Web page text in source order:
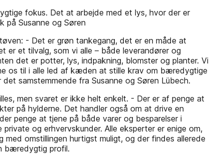
fokus. Det at arbejde med et lys, hvor der er
Susanne og Søren
- Det er grøn tankegang, det er en måde at
et tilvalg, som vi alle – både leverandører og
det er potter, lys, indpakning, blomster og planter. Vi
os til i alle led af kæden at stille krav om bæredygtige
samstemmende fra Susanne og Søren Lübech.
men svaret er ikke helt enkelt. - Der er af penge at
på hylderne. Det handler også om at drive en
penge at tjene på både varer og besparelser i
og erhvervskunder. Alle eksperter er enige om,
omstillingen hurtigst muligt, og der findes allerede
bæredygtig profil.